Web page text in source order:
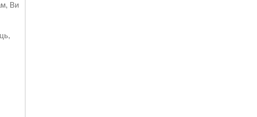
Ви